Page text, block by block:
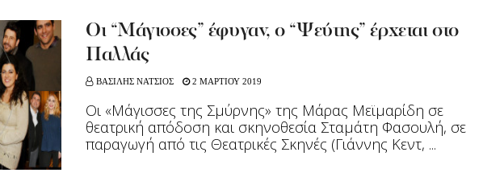
Οι “Μάγισσες” έφυγαν, ο “Ψεύτης” έρχεται στο
Παλλάς
ΒΑΣΙΛΗΣ ΝΑΤΣΙΟΣ 2 ΜΑΡΤΙΟΥ 2019
Οι «Μάγισσες της Σμύρνης» της Μάρας Μεϊμαρίδη σε
θεατρική απόδοση και σκηνοθεσία Σταμάτη Φασουλή, σε
παραγωγή από τις Θεατρικές Σκηνές (Γιάννης Κεντ, ...